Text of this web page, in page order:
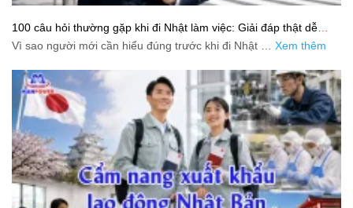
100 câu hỏi thường gặp khi đi Nhật làm việc: Giải đáp thật dễ
hiểu cho người mới bắt đầu
Vì sao người mới cần hiểu đúng trước khi đi Nhật … Xem thêm